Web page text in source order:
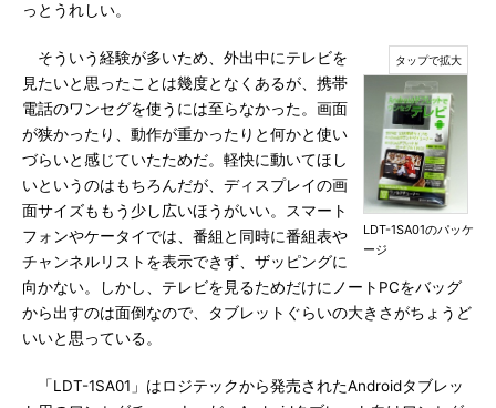
っとうれしい。
LDT-1SA01のパッケ
ージ
そういう経験が多いため、外出中にテレビを
見たいと思ったことは幾度となくあるが、携帯
電話のワンセグを使うには至らなかった。画面
が狭かったり、動作が重かったりと何かと使い
づらいと感じていたためだ。軽快に動いてほし
いというのはもちろんだが、ディスプレイの画
面サイズももう少し広いほうがいい。スマート
フォンやケータイでは、番組と同時に番組表や
チャンネルリストを表示できず、ザッピングに
向かない。しかし、テレビを見るためだけにノートPCをバッグ
から出すのは面倒なので、タブレットぐらいの大きさがちょうど
いいと思っている。
「LDT-1SA01」はロジテックから発売されたAndroidタブレッ